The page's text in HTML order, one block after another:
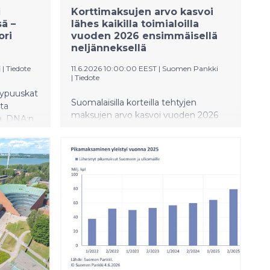
–
| Tiedote
DNA:n
Korttimaksujen arvo kasvoi
lähes kaikilla toimialoilla
vuoden 2026 ensimmäisellä
neljänneksellä
11.6.2026 10:00:00 EEST | Suomen Pankki
| Tiedote
Suomalaisilla korteilla tehtyjen
maksujen arvo kasvoi vuoden 2026
toimialoilla tehtyjen korttimaksujen
arvo kasvoi viime vuoden vastaavasta
ajasta. Toimialoittaiset osuudet
maksujen arvosta muuttuvat jonkin
verran vuosineljännesten välillä, mutta
tilastossa havaitaan pidempiaikaisiakin
trendejä.